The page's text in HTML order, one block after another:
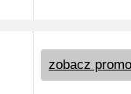
zobacz